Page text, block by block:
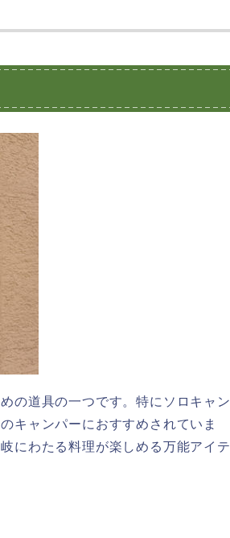
の道具の一つです。特にソロキャン
キャンパーにおすすめされていま
にわたる料理が楽しめる万能アイテ